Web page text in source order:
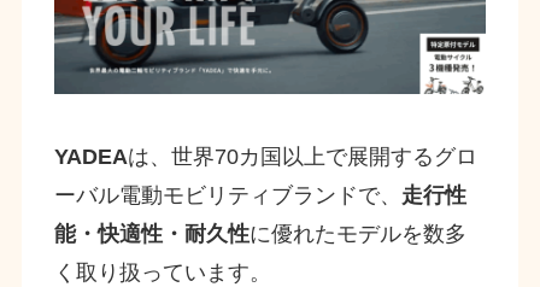
YADEAは、世界70カ国以上で展開するグロ
ーバル電動モビリティブランドで、 走行性
能・快適性・耐久性に優れたモデルを数多
く取り扱っています。